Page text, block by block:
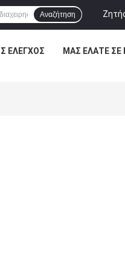
Αναζήτηση
ΈΛΕΓΧΟΣ ΜΑΣ ΕΛΆΤΕ